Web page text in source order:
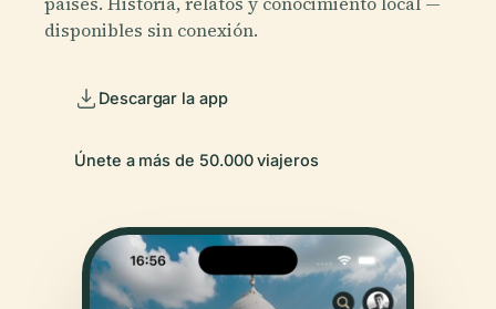
disponibles sin conexión.
Descargar la app
Únete a más de 50.000 viajeros